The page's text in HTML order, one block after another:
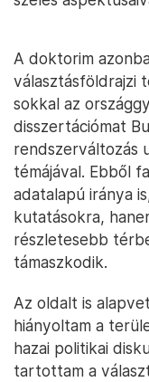
A doktorim
választásföldrajzi
sokkal az
disszertációmat
rendszerváltozás
témájával. Ebből
adatalapú iránya
kutatásokra,
részletesebb
támaszkodik.
Az oldalt is
hiányoltam a
hazai politikai
tartottam a